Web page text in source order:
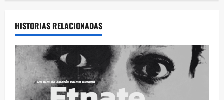
HISTORIAS RELACIONADAS